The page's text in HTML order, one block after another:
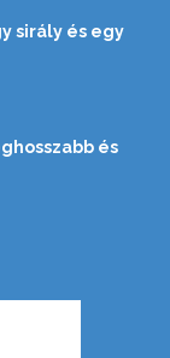
sirály és egy
és